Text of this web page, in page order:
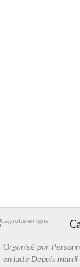
Organisé par
en lutte Depuis mardi